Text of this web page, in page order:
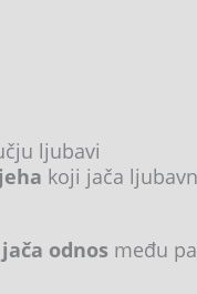
ljubavi
koji jača
jača odnos među